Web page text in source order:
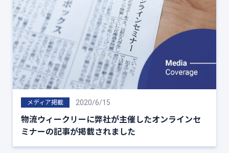
メディア掲載 2020/6/15
物流ウィークリーに弊社が主催したオンラインセ
ミナーの記事が掲載されました